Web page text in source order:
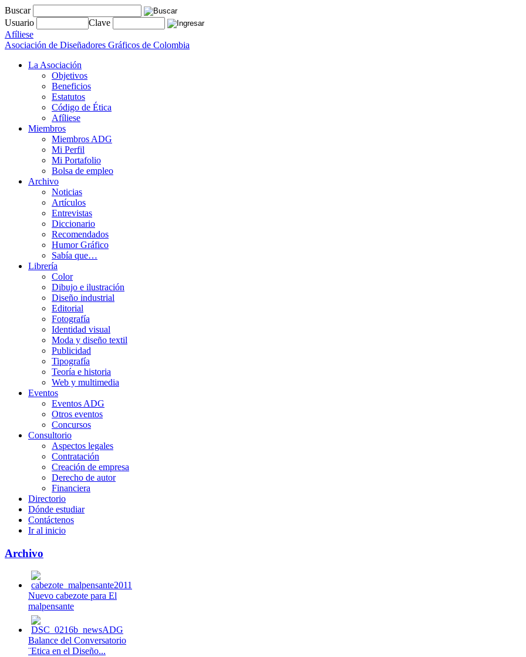
Buscar
Usuario
Clave
Afíliese
Asociación de Diseñadores Gráficos de Colombia
La Asociación
Objetivos
Beneficios
Estatutos
Código de Ética
Afíliese
Miembros
Miembros ADG
Mi Perfil
Mi Portafolio
Bolsa de empleo
Archivo
Noticias
Artículos
Entrevistas
Diccionario
Recomendados
Humor Gráfico
Sabía que…
Librería
Color
Dibujo e ilustración
Diseño industrial
Editorial
Fotografía
Identidad visual
Moda y diseño textil
Publicidad
Tipografía
Teoría e historia
Web y multimedia
Eventos
Eventos ADG
Otros eventos
Concursos
Consultorio
Aspectos legales
Contratación
Creación de empresa
Derecho de autor
Financiera
Directorio
Dónde estudiar
Contáctenos
Ir al inicio
Archivo
Nuevo cabezote para El
malpensante
Balance del Conversatorio
¨Etica en el Diseño...